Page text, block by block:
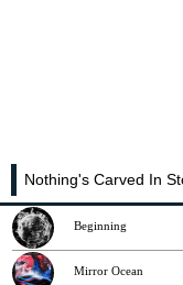
Nothing's Carved In
Beginning
Mirror Ocean